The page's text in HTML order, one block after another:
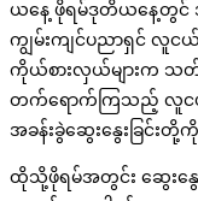
ယနေ့ ဖိုရမ်ဒုတိယနေ့တွင်
ကျွမ်းကျင်ပညာရှင် လူငယ်
ကိုယ်စားလှယ်များက သတ်မှ
တက်ရောက်ကြသည့် လူငယ်
အခန်းခွဲဆွေးနွေးခြင်း
ထိုသို့ဖိုရမ်အတွင်း ဆွေးနွေး